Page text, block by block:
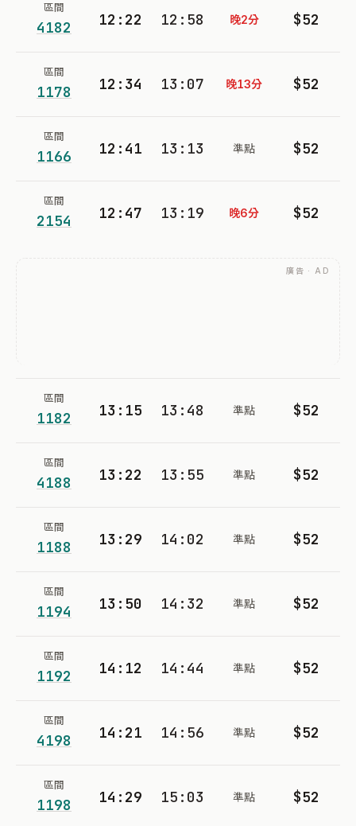
區間
4182 12:22 12:58 晚2分 $52
區間
1178 12:34 13:07 晚13分 $52
區間
1166 12:41 13:13 準點 $52
區間
2154 12:47 13:19 晚6分 $52
廣告 · AD
區間
1182 13:15 13:48 準點 $52
區間
4188 13:22 13:55 準點 $52
區間
1188 13:29 14:02 準點 $52
區間
1194 13:50 14:32 準點 $52
區間
1192 14:12 14:44 準點 $52
區間
4198 14:21 14:56 準點 $52
區間
1198 14:29 15:03 準點 $52